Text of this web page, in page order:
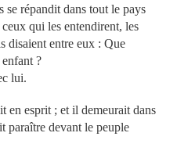
répandit dans tout le pays
qui les entendirent, les
disaient entre eux : Que
?
lui.
en esprit ; et il demeurait dans
paraître devant le peuple